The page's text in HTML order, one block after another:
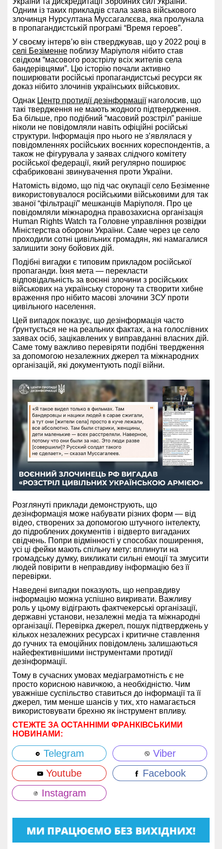
Одним із таких прикладів стала заява військового
злочинця Нурсултана Муссагалєєва, яка пролунала
в пропагандистській програмі “Время героев”.
У своєму інтерв’ю він стверджував, що у 2022 році в
селі Безіменне поблизу Маріуполя нібито став
свідком “масового розстрілу всіх жителів села
бандерівцями”. Цю історію почали активно
поширювати російські пропагандистські ресурси як
доказ нібито злочинів українських військових.
Однак Центр протидії дезінформаціїнаголосив, що
такі твердження не мають жодного підтвердження.
Ба більше, про подібний “масовий розстріл” раніше
ніколи не повідомляли навіть офіційні російські
структури. Інформація про нього не з’являлася у
повідомленнях російських воєнних кореспондентів, а
також не фігурувала у заявах слідчого комітету
російської федерації, який регулярно поширює
сфабриковані звинувачення проти України.
Натомість відомо, що під час окупації село Безіменне
використовувалося російськими військовими для так
званої “фільтрації” мешканців Маріуполя. Про це
повідомляли міжнародна правозахисна організація
Human Rights Watch та Головне управління розвідки
Міністерства оборони України. Саме через це село
проходили сотні цивільних громадян, які намагалися
залишити зону бойових дій.
Подібні вигадки є типовим прикладом російської
пропаганди. Їхня мета — перекласти
відповідальність за воєнні злочини з російських
військових на українську сторону та створити хибне
враження про нібито масові злочини ЗСУ проти
цивільного населення.
Цей випадок показує, що дезінформація часто
ґрунтується не на реальних фактах, а на голослівних
заявах осіб, зацікавлених у виправданні власних дій.
Саме тому важливо перевіряти подібні твердження
за допомогою незалежних джерел та міжнародних
організацій, які документують події війни.
Розглянуті приклади демонструють, що
дезінформація може набувати різних форм — від
відео, створених за допомогою штучного інтелекту,
до підроблених документів і відверто вигаданих
свідчень. Попри відмінності у способах поширення,
усі ці фейки мають спільну мету: вплинути на
громадську думку, викликати сильні емоції та змусити
людей повірити в неправдиву інформацію без її
перевірки.
Наведені випадки показують, що неправдиву
інформацію можна успішно викривати. Важливу
роль у цьому відіграють фактчекерські організації,
державні установи, незалежні медіа та міжнародні
організації. Перевірка джерел, пошук підтверджень у
кількох незалежних ресурсах і критичне ставлення
до гучних та емоційних повідомлень залишаються
найефективнішими інструментами протидії
дезінформації.
Тому в сучасних умовах медіаграмотність є не
просто корисною навичкою, а необхідністю. Чим
уважніше суспільство ставиться до інформації та її
джерел, тим менше шансів у тих, хто намагається
використовувати брехню як інструмент впливу.
СТЕЖТЕ ЗА ОСТАННІМИ ФРАНКІВСЬКИМИ
НОВИНАМИ:
Telegram
Viber
Youtube
Facebook
Instagram